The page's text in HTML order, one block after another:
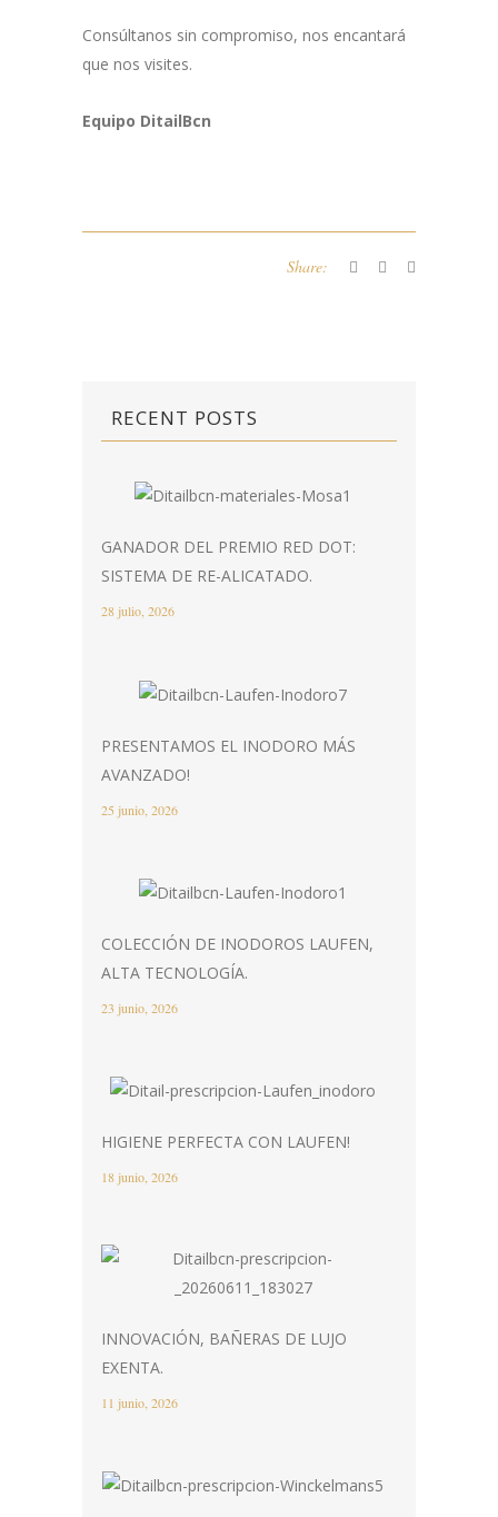
Consúltanos sin compromiso, nos encantará
que nos visites.
Equipo DitailBcn
Share:
RECENT POSTS
GANADOR DEL PREMIO RED DOT:
SISTEMA DE RE-ALICATADO.
28 julio, 2026
PRESENTAMOS EL INODORO MÁS
AVANZADO!
25 junio, 2026
COLECCIÓN DE INODOROS LAUFEN,
ALTA TECNOLOGÍA.
23 junio, 2026
HIGIENE PERFECTA CON LAUFEN!
18 junio, 2026
INNOVACIÓN, BAÑERAS DE LUJO
EXENTA.
11 junio, 2026